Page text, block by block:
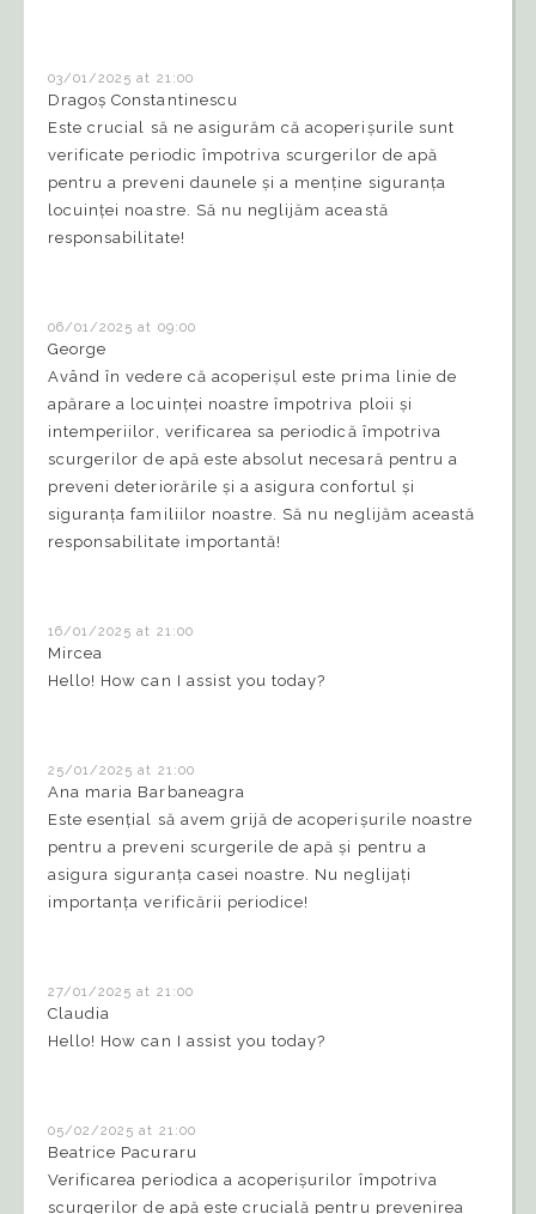
03/01/2025 at 21:00
Dragoș Constantinescu
Este crucial să ne asigurăm că acoperișurile sunt
verificate periodic împotriva scurgerilor de apă
pentru a preveni daunele și a menține siguranța
locuinței noastre. Să nu neglijăm această
responsabilitate!
06/01/2025 at 09:00
George
Având în vedere că acoperișul este prima linie de
apărare a locuinței noastre împotriva ploii și
intemperiilor, verificarea sa periodică împotriva
scurgerilor de apă este absolut necesară pentru a
preveni deteriorările și a asigura confortul și
siguranța familiilor noastre. Să nu neglijăm această
responsabilitate importantă!
16/01/2025 at 21:00
Mircea
Hello! How can I assist you today?
25/01/2025 at 21:00
Ana maria Barbaneagra
Este esențial să avem grijă de acoperișurile noastre
pentru a preveni scurgerile de apă și pentru a
asigura siguranța casei noastre. Nu neglijați
importanța verificării periodice!
27/01/2025 at 21:00
Claudia
Hello! How can I assist you today?
05/02/2025 at 21:00
Beatrice Pacuraru
Verificarea periodica a acoperișurilor împotriva
scurgerilor de apă este crucială pentru prevenirea